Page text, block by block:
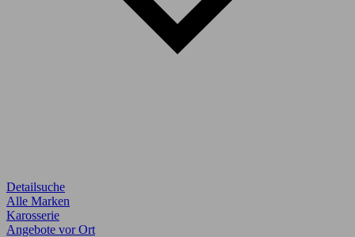
Detailsuche
Alle Marken
Karosserie
Angebote vor Ort